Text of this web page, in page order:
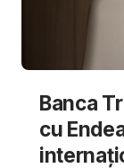
Banca
cu